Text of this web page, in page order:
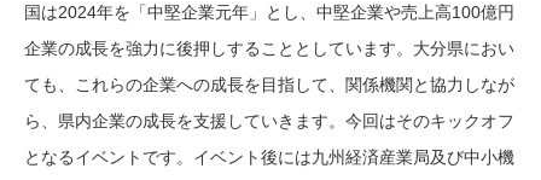
国は2024年を「中堅企業元年」とし、中堅企業や売上高100億円
企業の成長を強力に後押しすることとしています。大分県におい
ても、これらの企業への成長を目指して、関係機関と協力しなが
ら、県内企業の成長を支援していきます。今回はそのキックオフ
となるイベントです。イベント後には九州経済産業局及び中小機